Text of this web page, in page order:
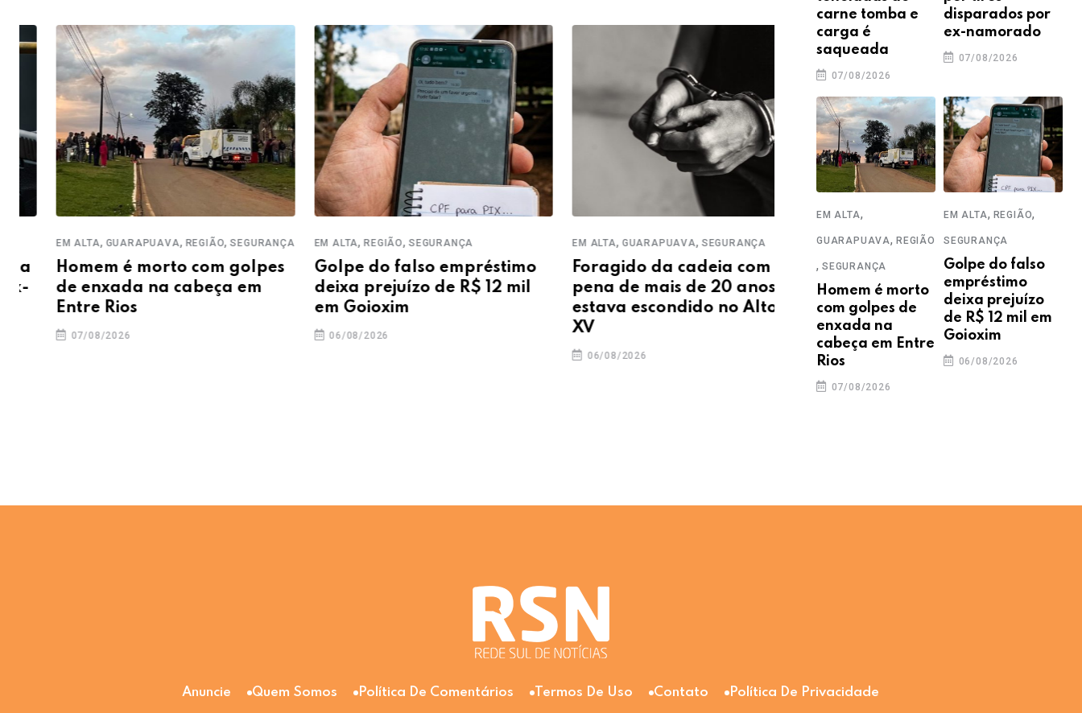
EM ALTA,GUARAPUAVA,REGIÃO,SEGURANÇA
Homem é morto com golpes
de enxada na cabeça em
Entre Rios
07/08/2026
EM ALTA,REGIÃO,SEGURANÇA
Golpe do falso empréstimo
deixa prejuízo de R$ 12 mil
em Goioxim
06/08/2026
EM ALTA,GUARAPUAVA,SEGURANÇA
Foragido da cadeia com
pena de mais de 20 anos
estava escondido no Alto da
06/08/2026
EM ALTA,GUARAPUAVA,SEGURANÇA
Ação conjunta apreende
caminhão com carga
milionária de vinho
contrabandeado
06/08/2026
carne tomba e
carga é
saqueada
07/08/2026
disparados por
ex-namorado
07/08/2026
EM ALTA,
GUARAPUAVA, REGIÃO
, SEGURANÇA
Homem é morto
com golpes de
enxada na
cabeça em Entre
Rios
07/08/2026
EM ALTA, REGIÃO,
SEGURANÇA
Golpe do falso
empréstimo
deixa prejuízo
de R$ 12 mil em
Goioxim
06/08/2026
Anuncie Quem Somos Política De Comentários Termos De Uso Contato Política De Privacidade